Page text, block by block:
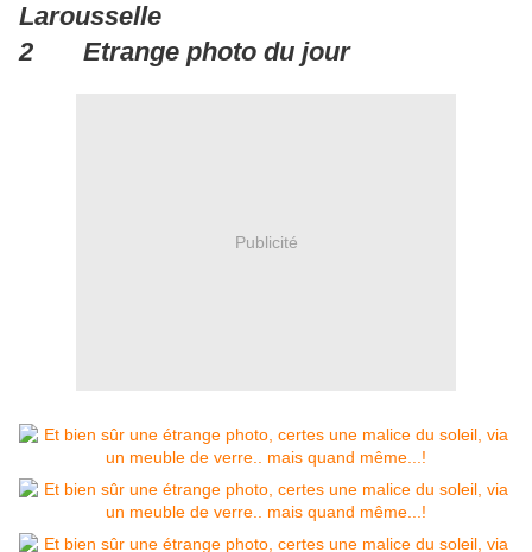
Larousselle
2 Etrange photo du jour
Publicité